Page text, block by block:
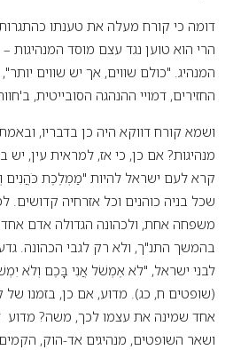
דומה כי קורח מעלה את טענתו כהתגרות,
הרי הוא טוען נגד עצם מוסד המנהיגות –
המנהיג. "כולם שווים, אך יש שווים
החזירים, דמויי ההנהגה הסובייטית,
ושמא קורח דווקא היה כן בדבריו,
מנהיגות? אם כן, כי אז, למראית עין, יש
קרא לעם ישראל להיות "מַמְלֶכֶת כֹּהֲנִים
שכל בניה כוהנים וכל אזרחיה קדושים.
משפחה אחת, ולכהונה הגדולה אדם
בהמשך התנ"ך, ולא רק לגבי הכהונה.
לבני ישראל, "לֹא אֶמְשֹׁל אֲנִי בָּכֶם וְלֹא
(שופטים ח, כג). מדוע, אם כן, בזמנו
אחד שמינה את עצמו לכך, משה? מדוע לא
ושאר השופטים, מנהיגים אד-הוק,